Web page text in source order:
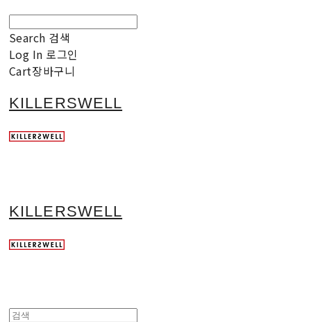
Search 검색
Log In 로그인
Cart장바구니
KILLERSWELL
KILLERSWELL